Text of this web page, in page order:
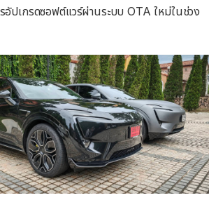
อัปเกรดซอฟต์แวร์ผ่านระบบ OTA ใหม่ในช่วง